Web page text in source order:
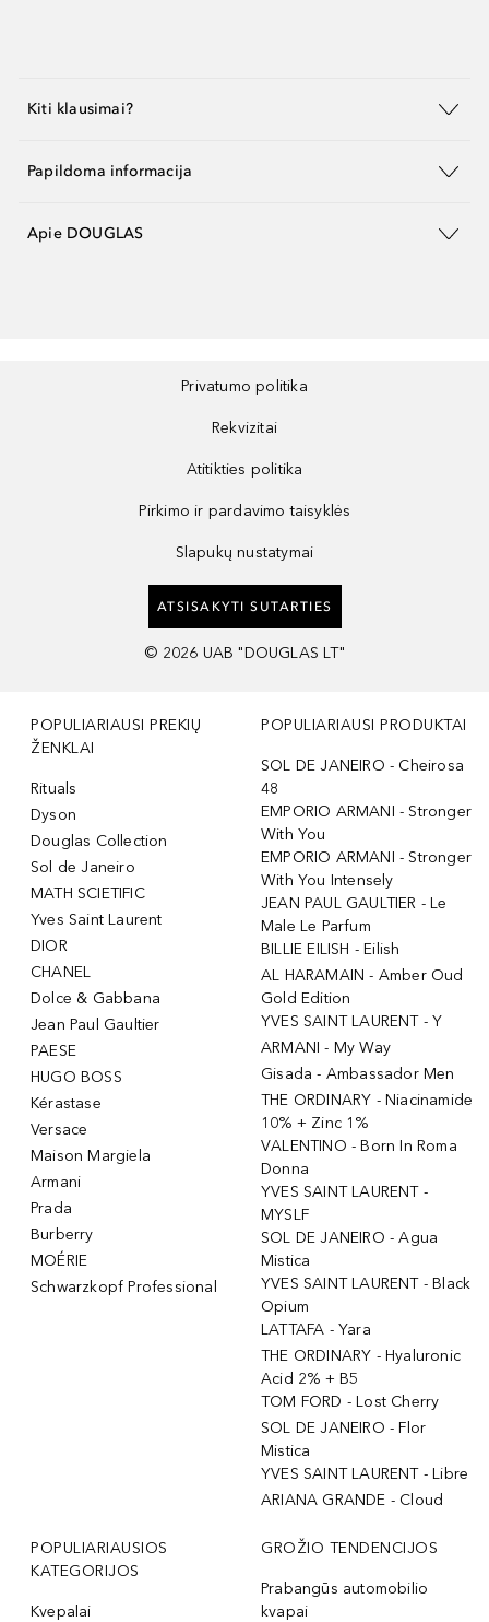
Kiti klausimai?
Papildoma informacija
Apie DOUGLAS
Privatumo politika
Rekvizitai
Atitikties politika
Pirkimo ir pardavimo taisyklės
Slapukų nustatymai
ATSISAKYTI SUTARTIES
© 2026 UAB "DOUGLAS LT"
POPULIARIAUSI PREKIŲ
ŽENKLAI
Rituals
Dyson
Douglas Collection
Sol de Janeiro
MATH SCIETIFIC
Yves Saint Laurent
DIOR
CHANEL
Dolce & Gabbana
Jean Paul Gaultier
PAESE
HUGO BOSS
Kérastase
Versace
Maison Margiela
Armani
Prada
Burberry
MOÉRIE
Schwarzkopf Professional
POPULIARIAUSI PRODUKTAI
SOL DE JANEIRO - Cheirosa
48
EMPORIO ARMANI - Stronger
With You
EMPORIO ARMANI - Stronger
With You Intensely
JEAN PAUL GAULTIER - Le
Male Le Parfum
BILLIE EILISH - Eilish
AL HARAMAIN - Amber Oud
Gold Edition
YVES SAINT LAURENT - Y
ARMANI - My Way
Gisada - Ambassador Men
THE ORDINARY - Niacinamide
10% + Zinc 1%
VALENTINO - Born In Roma
Donna
YVES SAINT LAURENT -
MYSLF
SOL DE JANEIRO - Agua
Mistica
YVES SAINT LAURENT - Black
Opium
LATTAFA - Yara
THE ORDINARY - Hyaluronic
Acid 2% + B5
TOM FORD - Lost Cherry
SOL DE JANEIRO - Flor
Mistica
YVES SAINT LAURENT - Libre
ARIANA GRANDE - Cloud
POPULIARIAUSIOS
KATEGORIJOS
Kvepalai
GROŽIO TENDENCIJOS
Prabangūs automobilio
kvapai